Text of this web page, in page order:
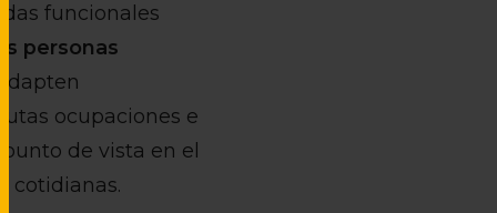
funcionales
personas
ocupaciones e
de vista en el
cotidianas.